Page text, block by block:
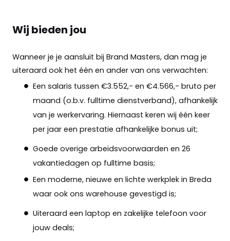
Wij bieden jou
Wanneer je je aansluit bij Brand Masters, dan mag je
uiteraard ook het één en ander van ons verwachten:
Een salaris tussen €3.552,- en €4.566,- bruto per
maand (o.b.v. fulltime dienstverband), afhankelijk
van je werkervaring. Hiernaast keren wij één keer
per jaar een prestatie afhankelijke bonus uit;
Goede overige arbeidsvoorwaarden en 26
vakantiedagen op fulltime basis;
Een moderne, nieuwe en lichte werkplek in Breda
waar ook ons warehouse gevestigd is;
Uiteraard een laptop en zakelijke telefoon voor
jouw deals;